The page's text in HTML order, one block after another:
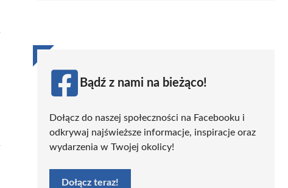
Bądź z nami na bieżąco!
Dołącz do naszej społeczności na Facebooku i
odkrywaj najświeższe informacje, inspiracje oraz
wydarzenia w Twojej okolicy!
Dołącz teraz!